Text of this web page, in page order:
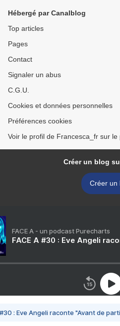
Hébergé par Canalblog
Top articles
Pages
Contact
Signaler un abus
C.G.U.
Cookies et données personnelles
Préférences cookies
Voir le profil de Francesca_fr sur le
Créer un blog
Créer un
FACE A - un podcast Purecharts
FACE A #30 : Eve Angeli
#30 : Eve Angeli raconte "Avant de